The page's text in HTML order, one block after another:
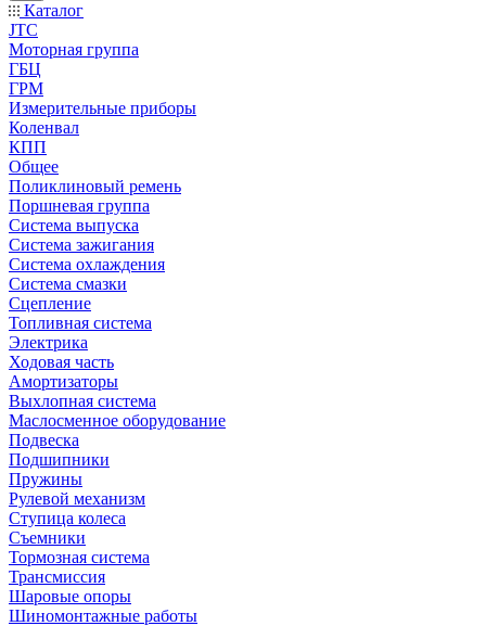
Каталог
JTC
Моторная группа
ГБЦ
ГРМ
Измерительные приборы
Коленвал
КПП
Общее
Поликлиновый ремень
Поршневая группа
Система выпуска
Система зажигания
Система охлаждения
Система смазки
Сцепление
Топливная система
Электрика
Ходовая часть
Амортизаторы
Выхлопная система
Маслосменное оборудование
Подвеска
Подшипники
Пружины
Рулевой механизм
Ступица колеса
Съемники
Тормозная система
Трансмиссия
Шаровые опоры
Шиномонтажные работы